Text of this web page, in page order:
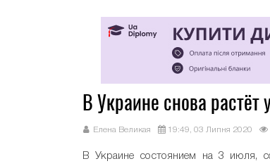
В Украине снова растёт
Елена Великая 19:49, 03 Липня 2020
В Украине состоянием на 3 июля,